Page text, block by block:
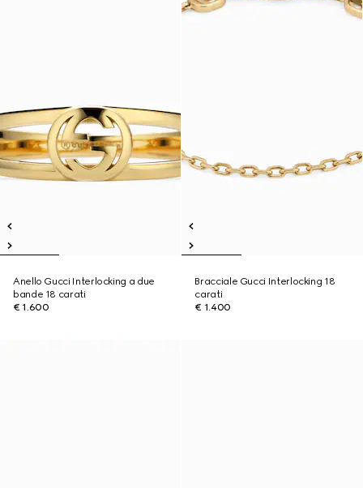
Anello Gucci Interlocking a due
bande 18 carati
€ 1.600
Bracciale Gucci Interlocking 18
carati
€ 1.400